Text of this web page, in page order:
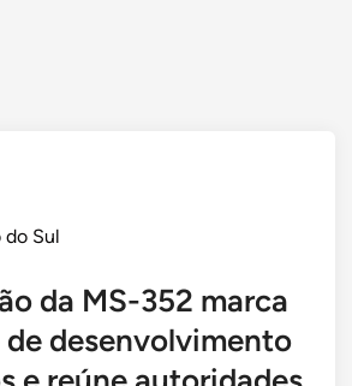
do Sul
da MS-352 marca
desenvolvimento